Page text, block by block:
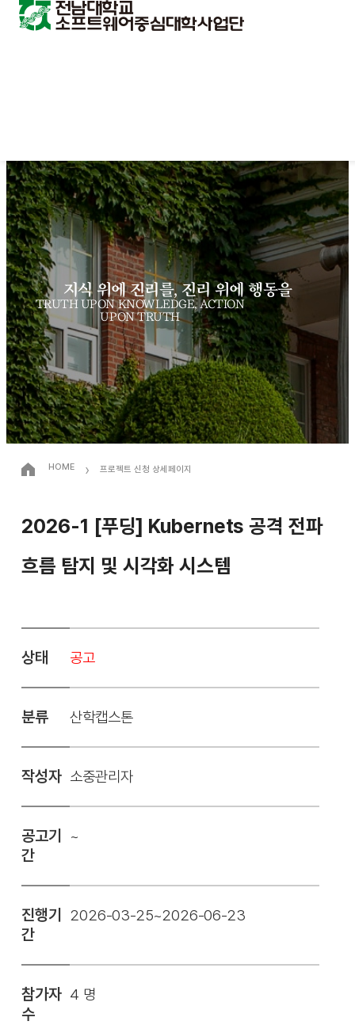
지식 위에 진리를, 진리 위에 행동을
TRUTH UPON KNOWLEDGE, ACTION
UPON TRUTH
HOME › 프로젝트 신청 상세페이지
2026-1 [푸딩] Kubernets 공격 전파
흐름 탐지 및 시각화 시스템
상태 공고
분류 산학캡스톤
작성자 소중관리자
공고기
간
~
진행기
간
2026-03-25~2026-06-23
참가자
수
4 명